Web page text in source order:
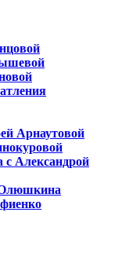
Арнаутовой
с Александрой